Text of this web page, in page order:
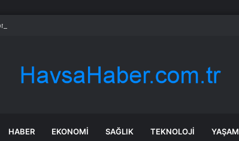
iş insanı Hüseyin Başaran’a tutuklama talebi
HABER EKONOMI SAĞLIK TEKNOLOJI YAŞAM